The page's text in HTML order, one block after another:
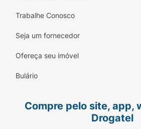
Trabalhe Conosco
Seja um fornecedor
Ofereça seu imóvel
Bulário
Compre pelo site, app,
Drogatel